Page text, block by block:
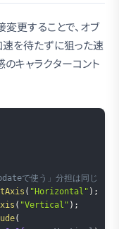
更することで、オブ
速を待たずに狙った速
キャラクターコント
で使う」分担は同じ
( "Horizontal" ) ;
( "Vertical" ) ;
(